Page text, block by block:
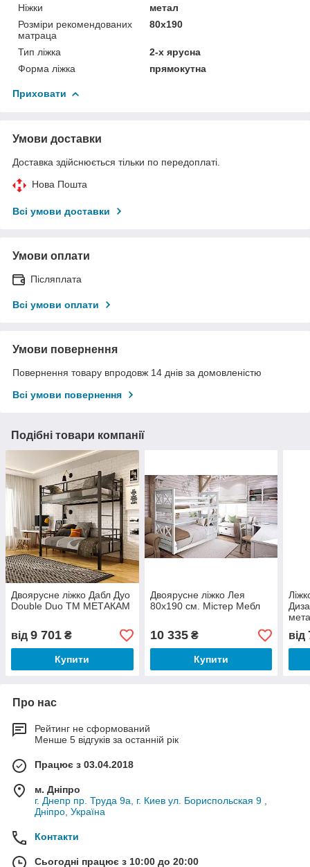
Ніжки
метал
Розміри рекомендованих
матраца
80х190
Тип ліжка
2-х ярусна
Форма ліжка
прямокутна
Приховати
Умови доставки
Доставка здійснюється тільки по передоплаті.
Нова Пошта
Всі умови доставки
Умови оплати
Післяплата
Всі умови оплати
Умови повернення
Повернення товару впродовж 14 днів за домовленістю
Всі умови повернення
Подібні товари компанії
Двоярусне ліжко Дабл Дуо
Double Duo ТМ МЕТАКАМ
від 9 701 ₴
Купити
Двоярусне ліжко Лея
80х190 см. Містер Мебл
10 335₴
Купити
від
Про нас
Рейтинг не сформований
Менше 5 відгуків за останній рік
Працює з 03.04.2018
м. Дніпро
г. Днепр пр. Труда 9а, г. Киев ул. Бориспольская 9 ,
Дніпро, Україна
Контакти
Сьогодні працює з 10:00 до 20:00